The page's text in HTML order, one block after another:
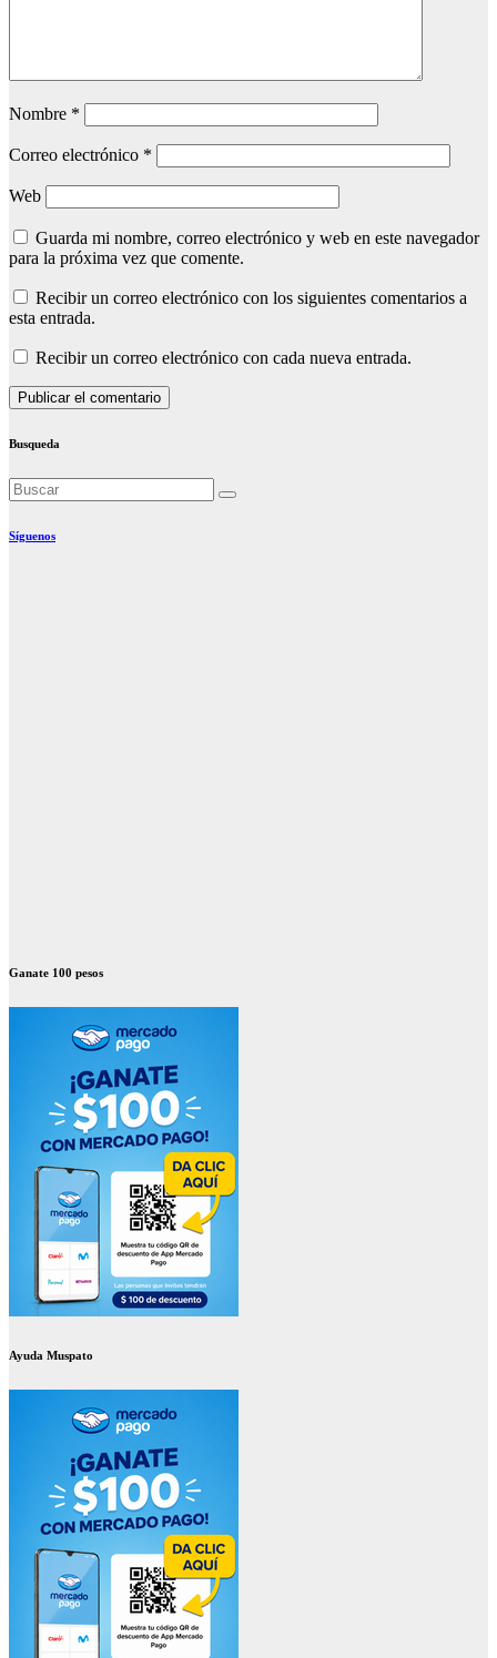
Nombre *
Correo electrónico *
Web
Guarda mi nombre, correo electrónico y web en este navegador
para la próxima vez que comente.
Recibir un correo electrónico con los siguientes comentarios a
esta entrada.
Recibir un correo electrónico con cada nueva entrada.
Busqueda
Síguenos
Ganate 100 pesos
Ayuda Muspato